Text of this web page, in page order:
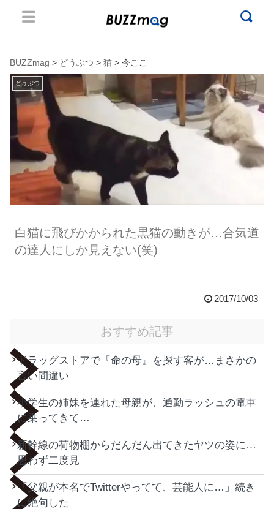
BUZZmag > どうぶつ > 猫 > 今ここ
どうぶつ
白猫に飛びかかられた黒猫の動きが…合気道
の達人にしか見えない(笑)
2017/10/03
おすすめ記事
ドラッグストアで『命の母』を探す客が…まさかの
言い間違い
小学生の姉妹を連れた母親が、通勤ラッシュの電車
に乗ってきて…
新幹線の荷物棚からだんだん出てきたヤツの姿に…
思わず二度見
「父親が本名でTwitterやってて、芸能人に…」続き
に絶句した